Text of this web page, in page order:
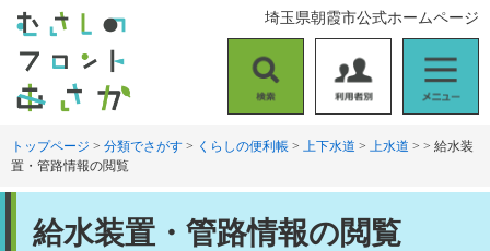
す
。
し
て
索
用
者
ニ
ュ
埼玉県朝霞市公式ホームページ
トップページ > 分類でさがす > くらしの便利帳 > 上下水道 > 上水道 > > 給水装
置・管路情報の閲覧
給水装置・管路情報の閲覧